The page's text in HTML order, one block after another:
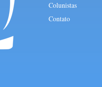
Colunistas
Contato